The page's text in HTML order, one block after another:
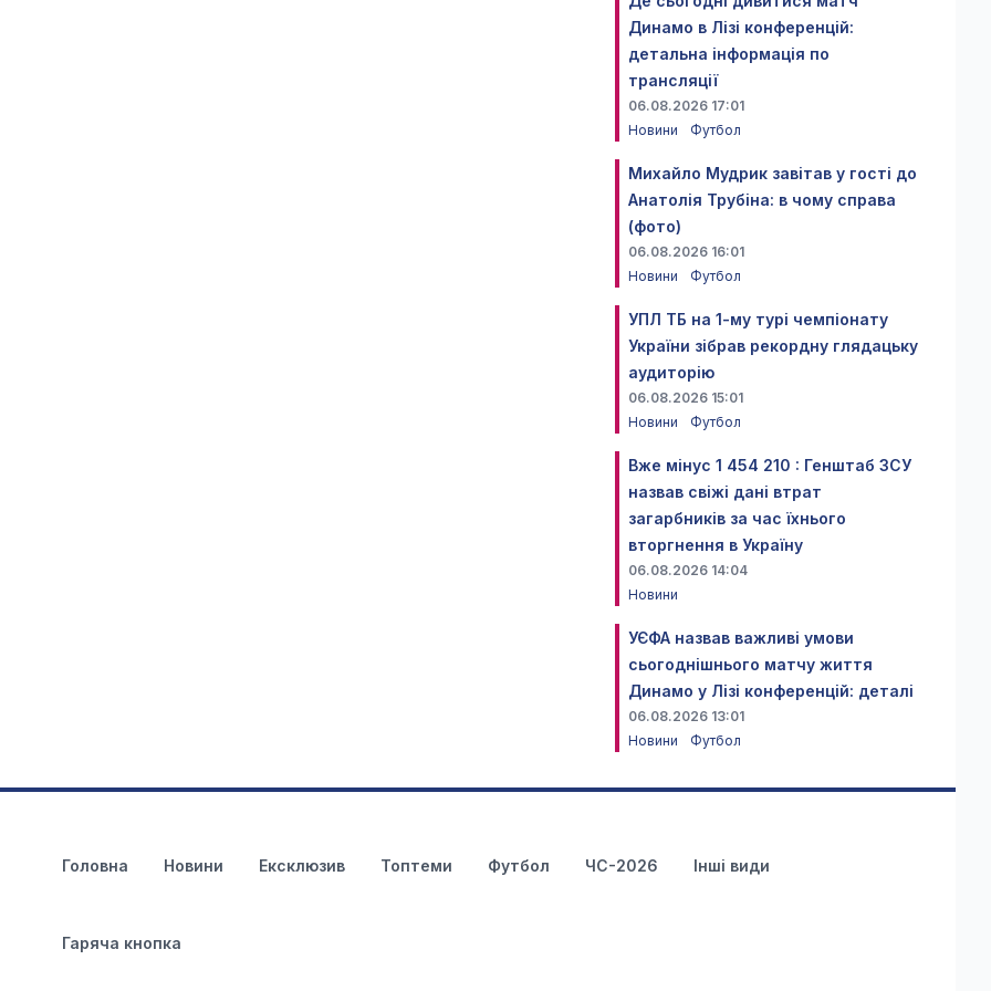
Динамо в Лізі конференцій:
детальна інформація по
трансляції
06.08.2026 17:01
Новини
Футбол
Михайло Мудрик завітав у гості до
Анатолія Трубіна: в чому справа
(фото)
06.08.2026 16:01
Новини
Футбол
УПЛ ТБ на 1-му турі чемпіонату
України зібрав рекордну глядацьку
аудиторію
06.08.2026 15:01
Новини
Футбол
Вже мінус 1 454 210 : Генштаб ЗСУ
назвав свіжі дані втрат
загарбників за час їхнього
вторгнення в Україну
06.08.2026 14:04
Новини
УЄФА назвав важливі умови
сьогоднішнього матчу життя
Динамо у Лізі конференцій: деталі
06.08.2026 13:01
Новини
Футбол
Головна Новини Ексклюзив Топтеми Футбол ЧС-2026 Інші види
Гаряча кнопка